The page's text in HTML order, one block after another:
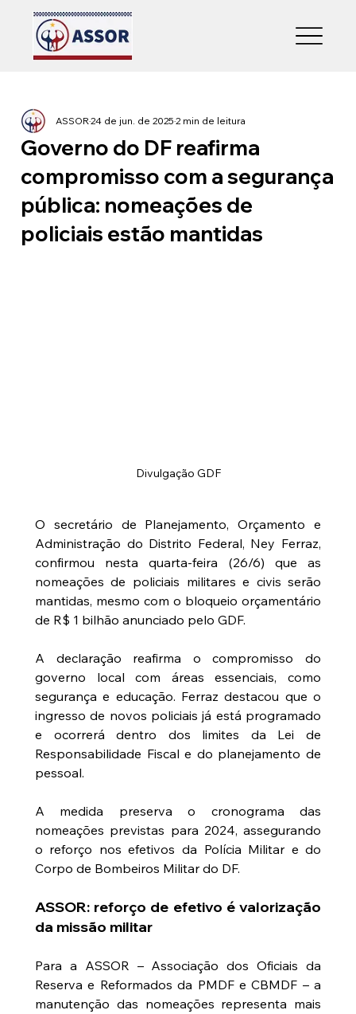
Governo do DF reafirma
compromisso com a segurança
pública: nomeações de
policiais estão mantidas
ASSOR24 de jun. de 20252 min de leitura
Divulgação GDF
O secretário de Planejamento, Orçamento e
Administração do Distrito Federal, Ney Ferraz,
confirmou nesta quarta-feira (26/6) que as
nomeações de policiais militares e civis serão
mantidas, mesmo com o bloqueio orçamentário
de R$ 1 bilhão anunciado pelo GDF.
A declaração reafirma o compromisso do
governo local com áreas essenciais, como
segurança e educação. Ferraz destacou que o
ingresso de novos policiais já está programado
e ocorrerá dentro dos limites da Lei de
Responsabilidade Fiscal e do planejamento de
pessoal.
A medida preserva o cronograma das
nomeações previstas para 2024, assegurando
o reforço nos efetivos da Polícia Militar e do
Corpo de Bombeiros Militar do DF.
ASSOR: reforço de efetivo é valorização
da missão militar
Para a ASSOR – Associação dos Oficiais da
Reserva e Reformados da PMDF e CBMDF – a
manutenção das nomeações representa mais